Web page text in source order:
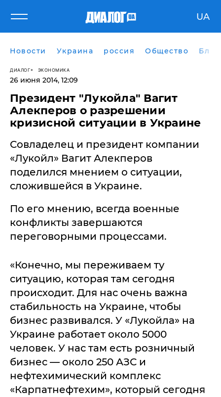
UA
Новости Украина россия Общество
ДИАЛОГ ЭКОНОМИКА
26 июня 2014, 12:09
Президент "Лукойла" Вагит
Алекперов о разрешении
кризисной ситуации в Украине
Совладелец и президент компании
«Лукойл» Вагит Алекперов
поделился мнением о ситуации,
сложившейся в Украине.
По его мнению, всегда военные
конфликты завершаются
переговорными процессами.
«Конечно, мы переживаем ту
ситуацию, которая там сегодня
происходит. Для нас очень важна
стабильность на Украине, чтобы
бизнес развивался. У «Лукойла» на
Украине работает около 5000
человек. У нас там есть розничный
бизнес — около 250 АЗС и
нефтехимический комплекс
«Карпатнефтехим», который сегодня